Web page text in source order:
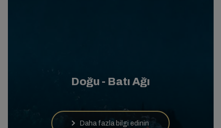
Doğu - Batı Ağı
Daha fazla bilgi edinin